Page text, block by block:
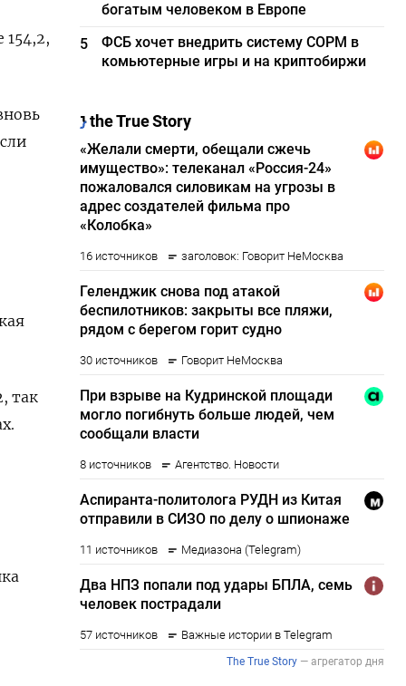
так
богатым человеком в Европе
5
ФСБ хочет внедрить систему СОРМ в
комьютерные игры и на криптобиржи